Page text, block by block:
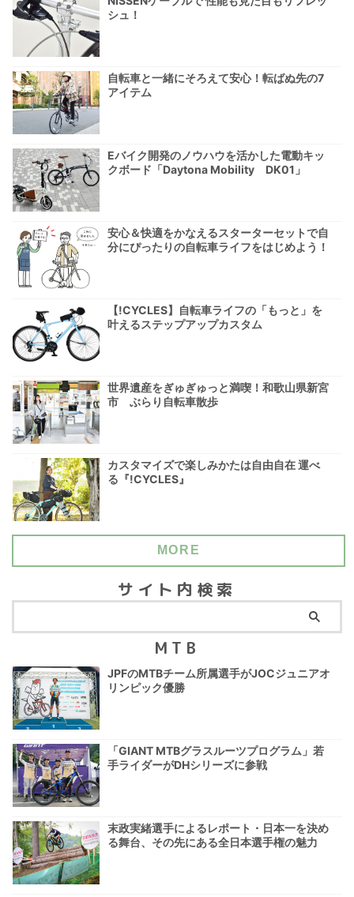
シュ！
自転車と一緒にそろえて安心！転ばぬ先の7
アイテム
Eバイク開発のノウハウを活かした電動キッ
クボード「Daytona Mobility DK01」
安心＆快適をかなえるスターターセットで自
分にぴったりの自転車ライフをはじめよう！
【!CYCLES】自転車ライフの「もっと」を
叶えるステップアップカスタム
世界遺産をぎゅぎゅっと満喫！和歌山県新宮
市 ぶらり自転車散歩
カスタマイズで楽しみかたは自由自在 運べ
る『!CYCLES』
MORE
サイト内検索
MTB
JPFのMTBチーム所属選手がJOCジュニアオ
リンピック優勝
「GIANT MTBグラスルーツプログラム」若
手ライダーがDHシリーズに参戦
末政実緒選手によるレポート・日本一を決め
る舞台、その先にある全日本選手権の魅力